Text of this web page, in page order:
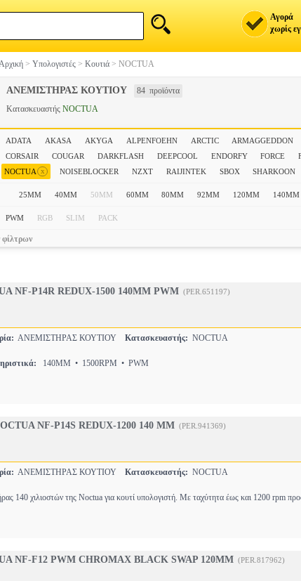
Αγορά
χωρίς
> Υπολογιστές > Κουτιά > NOCTUA
ΑΝΕΜΙΣΤΗΡΑΣ ΚΟΥΤΙΟΥ 84 προϊόντα
Κατασκευαστής NOCTUA
ADATA AKASA AKYGA ALPENFOEHN ARCTIC ARMAGGEDDON
CORSAIR
COUGAR DARKFLASH DEEPCOOL ENDORFY FORCE
NOCTUA x NOISEBLOCKER NZXT RAIJINTEK SBOX SHARKOON
25MM 40MM 50MM 60MM 80MM 92MM 120MM 140MM
PWM RGB SLIM PACK
NF-P14R REDUX-1500 140MM PWM (PER.651197)
ΑΝΕΜΙΣΤΗΡΑΣ ΚΟΥΤΙΟΥ Κατασκευαστής: NOCTUA
140MM • 1500RPM • PWM
NF-P14S REDUX-1200 140 MM (PER.941369)
ΑΝΕΜΙΣΤΗΡΑΣ ΚΟΥΤΙΟΥ Κατασκευαστής: NOCTUA
140 χιλιοστών της Noctua για κουτί υπολογιστή. Με ταχύτητα έως και 1200 rpm
NF-F12 PWM CHROMAX BLACK SWAP 120MM (PER.817962)